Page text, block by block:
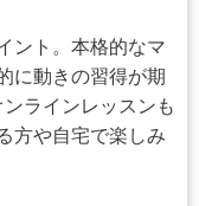
ント。本格的なマ
に動きの習得が期
ラインレッスンも
方や自宅で楽しみ